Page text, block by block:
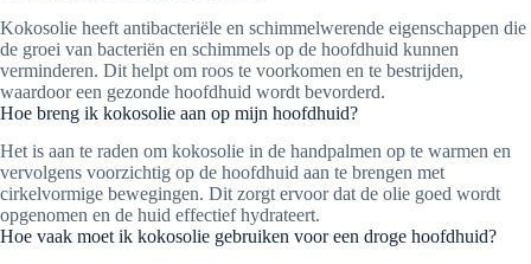
Kokosolie heeft antibacteriële en schimmelwerende eigenschappen die
de groei van bacteriën en schimmels op de hoofdhuid kunnen
verminderen. Dit helpt om roos te voorkomen en te bestrijden,
waardoor een gezonde hoofdhuid wordt bevorderd.
Hoe breng ik kokosolie aan op mijn hoofdhuid?
Het is aan te raden om kokosolie in de handpalmen op te warmen en
vervolgens voorzichtig op de hoofdhuid aan te brengen met
cirkelvormige bewegingen. Dit zorgt ervoor dat de olie goed wordt
opgenomen en de huid effectief hydrateert.
Hoe vaak moet ik kokosolie gebruiken voor een droge hoofdhuid?